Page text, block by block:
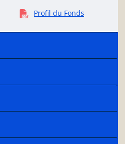
Profil du Fonds